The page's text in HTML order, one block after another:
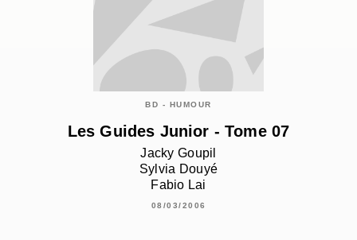
BD - HUMOUR
Les Guides Junior - Tome 07
Jacky Goupil
Sylvia Douyé
Fabio Lai
08/03/2006